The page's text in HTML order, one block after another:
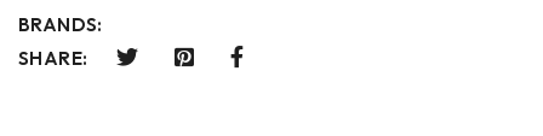
BRANDS:
SHARE: